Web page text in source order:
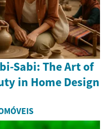
Sabi: The Art of
in Home Design